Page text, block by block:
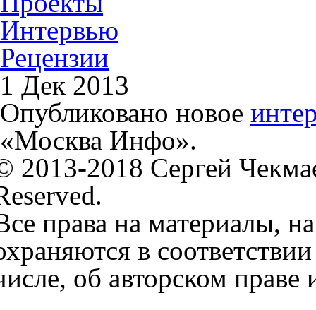
Интервью
Рецензии
1 Дек 2013
Опубликовано новое
«Москва Инфо».
2013-2018 Сергей
права на материалы,
в
об авторском